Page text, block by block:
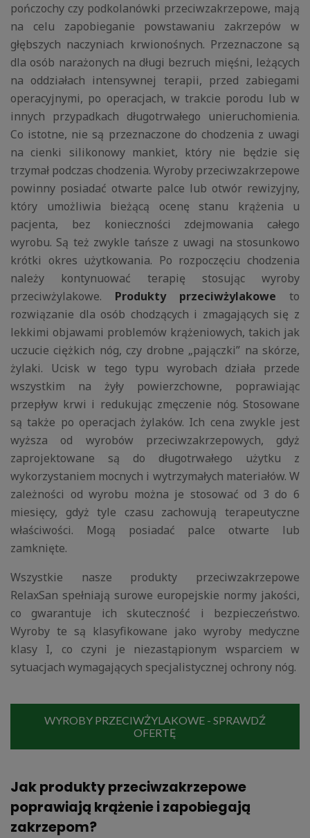
pończochy czy podkolanówki przeciwzakrzepowe, mają
na celu zapobieganie powstawaniu zakrzepów w
głębszych naczyniach krwionośnych. Przeznaczone są
dla osób narażonych na długi bezruch mięśni, leżących
na oddziałach intensywnej terapii, przed zabiegami
operacyjnymi, po operacjach, w trakcie porodu lub w
innych przypadkach długotrwałego unieruchomienia.
Co istotne, nie są przeznaczone do chodzenia z uwagi
na cienki silikonowy mankiet, który nie będzie się
trzymał podczas chodzenia. Wyroby przeciwzakrzepowe
powinny posiadać otwarte palce lub otwór rewizyjny,
który umożliwia bieżącą ocenę stanu krążenia u
pacjenta, bez konieczności zdejmowania całego
wyrobu. Są też zwykle tańsze z uwagi na stosunkowo
krótki okres użytkowania. Po rozpoczęciu chodzenia
należy kontynuować terapię stosując wyroby
przeciwżylakowe. Produkty przeciwżylakowe to
rozwiązanie dla osób chodzących i zmagających się z
lekkimi objawami problemów krążeniowych, takich jak
uczucie ciężkich nóg, czy drobne „pajączki” na skórze,
żylaki. Ucisk w tego typu wyrobach działa przede
wszystkim na żyły powierzchowne, poprawiając
przepływ krwi i redukując zmęczenie nóg. Stosowane
są także po operacjach żylaków. Ich cena zwykle jest
wyższa od wyrobów przeciwzakrzepowych, gdyż
zaprojektowane są do długotrwałego użytku z
wykorzystaniem mocnych i wytrzymałych materiałów. W
zależności od wyrobu można je stosować od 3 do 6
miesięcy, gdyż tyle czasu zachowują terapeutyczne
właściwości. Mogą posiadać palce otwarte lub
zamknięte.
Wszystkie nasze produkty przeciwzakrzepowe
RelaxSan spełniają surowe europejskie normy jakości,
co gwarantuje ich skuteczność i bezpieczeństwo.
Wyroby te są klasyfikowane jako wyroby medyczne
klasy I, co czyni je niezastąpionym wsparciem w
sytuacjach wymagających specjalistycznej ochrony nóg.
WYROBY PRZECIWŻYLAKOWE - SPRAWDŹ
OFERTĘ
Jak produkty przeciwzakrzepowe
poprawiają krążenie i zapobiegają
zakrzepom?